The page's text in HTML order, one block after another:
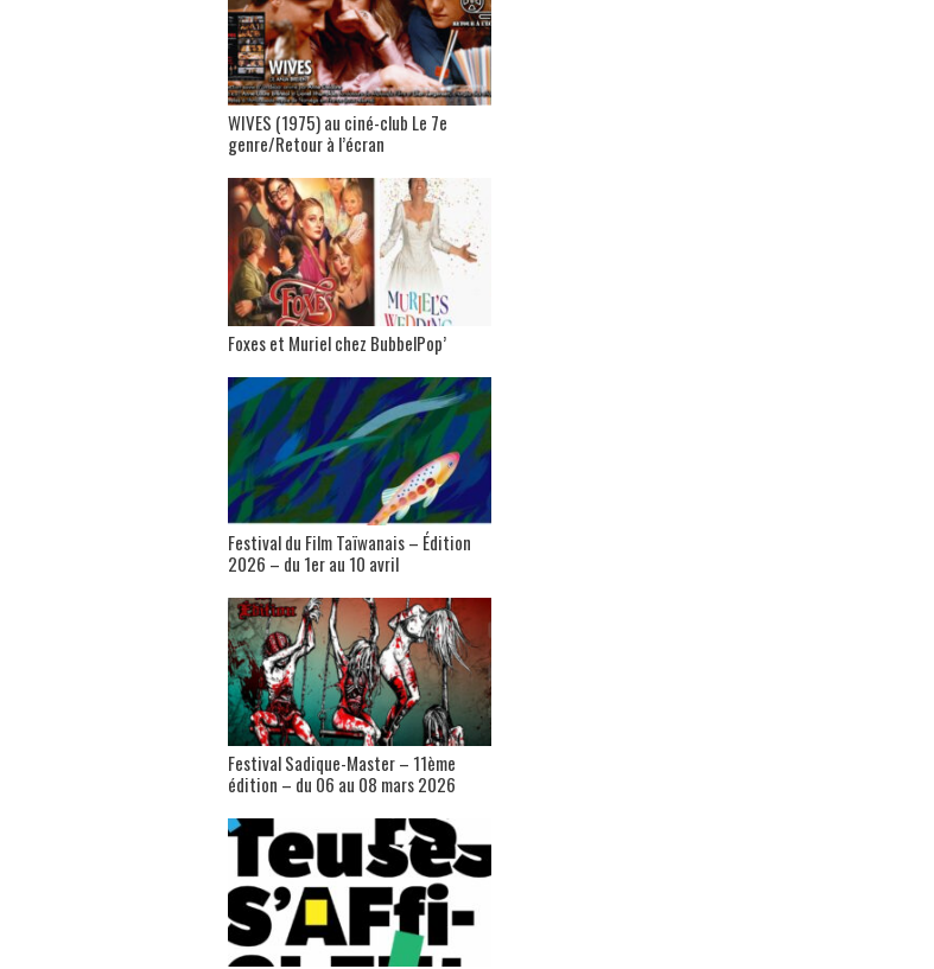
WIVES (1975) au ciné-club Le 7e
genre/Retour à l’écran
Foxes et Muriel chez BubbelPop’
Festival du Film Taïwanais – Édition
2026 – du 1er au 10 avril
Festival Sadique-Master – 11ème
édition – du 06 au 08 mars 2026